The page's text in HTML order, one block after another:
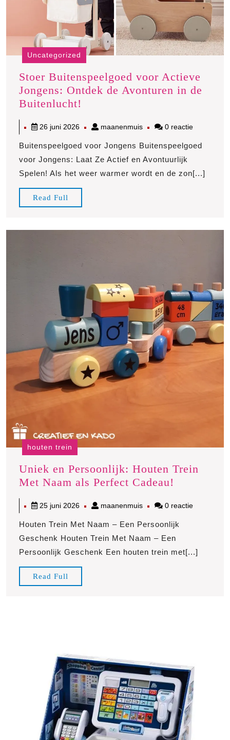
Uncategorized
Stoer Buitenspeelgoed voor Actieve
Jongens: Ontdek de Avonturen in de
Buitenlucht!
voor
Actieve
Jongens:
Ontdek
in
Buitenlucht!
26 juni 202626
2026
maanenmuismaanenmuis
0 reactie
Buitenspeelgoed voor Jongens Buitenspeelgoed
voor Jongens: Laat Ze Actief en Avontuurlijk
Spelen! Als het weer warmer wordt en de zon[...]
Read Full
Full
houten trein
Uniek en Persoonlijk: Houten Trein
Met Naam als Perfect Cadeau!
Houten
Trein
Met
25 juni 202625
2026
maanenmuismaanenmuis
0 reactie
Houten Trein Met Naam – Een Persoonlijk
Geschenk Houten Trein Met Naam – Een
Persoonlijk Geschenk Een houten trein met[...]
Read Full
Full